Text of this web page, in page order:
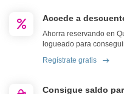
Accede a
Ahorra reservando en
logueado para
Regístrate gratis
Consigue saldo